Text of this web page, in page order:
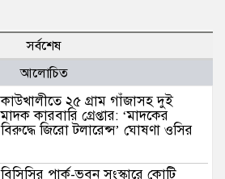
সর্বশেষ
আলোচিত
কাউখালীতে ২৫ গ্রাম গাঁজাসহ দুই
মাদক কারবারি গ্রেপ্তার: ‘মাদকের
বিরুদ্ধে জিরো টলারেন্স’ ঘোষণা ওসির
বিসিসির পার্ক-ভবন সংস্কারে কোটি